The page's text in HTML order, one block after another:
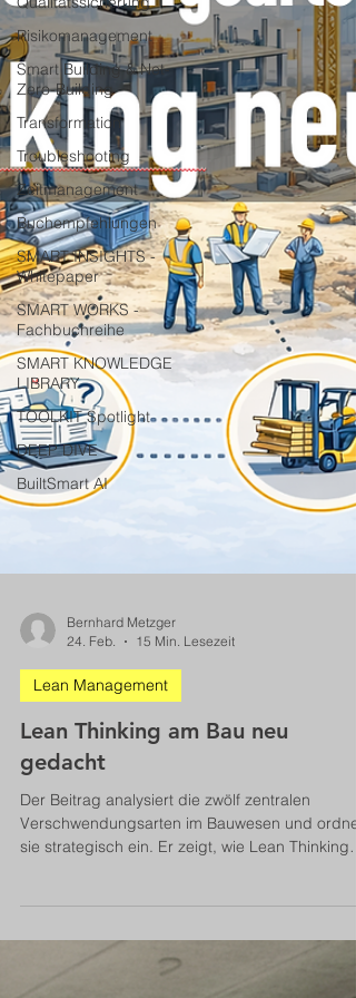
Risikomanagement
Smart Building & Net-
Zero-Building
Transformation
Troubleshooting
Zeitmanagement
Buchempfehlungen
SMART INSIGHTS -
Whitepaper
SMART WORKS -
Fachbuchreihe
SMART KNOWLEDGE
LIBRARY
TOOLKIT Spotlight
DEEP DIVE
BuiltSmart AI
Bernhard Metzger
24. Feb.
15 Min. Lesezeit
Lean Management
Lean Thinking am Bau neu
gedacht
Der Beitrag analysiert die zwölf zentralen
systematisch verbessert. Konkrete
Handlungsempfehlungen unterstützen Fach-